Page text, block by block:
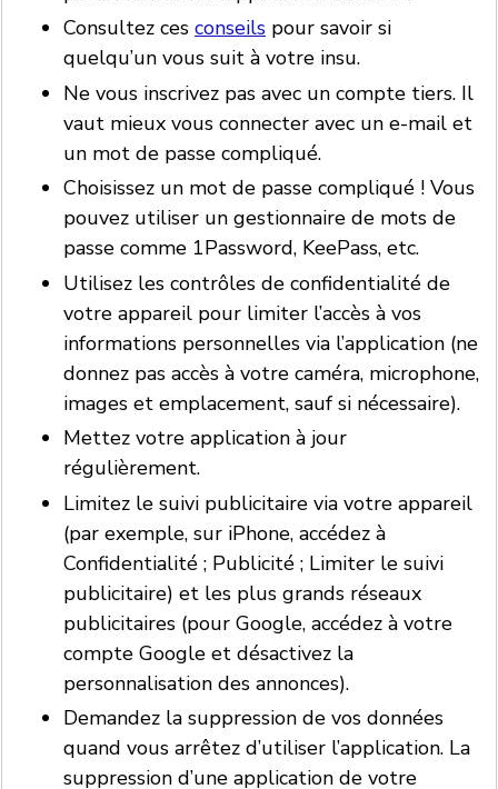
Consultez ces conseils pour savoir si
quelqu’un vous suit à votre insu.
Ne vous inscrivez pas avec un compte tiers. Il
vaut mieux vous connecter avec un e-mail et
un mot de passe compliqué.
Choisissez un mot de passe compliqué ! Vous
pouvez utiliser un gestionnaire de mots de
passe comme 1Password, KeePass, etc.
Utilisez les contrôles de confidentialité de
votre appareil pour limiter l’accès à vos
informations personnelles via l’application (ne
donnez pas accès à votre caméra, microphone,
images et emplacement, sauf si nécessaire).
Mettez votre application à jour
régulièrement.
Limitez le suivi publicitaire via votre appareil
(par exemple, sur iPhone, accédez à
Confidentialité ; Publicité ; Limiter le suivi
publicitaire) et les plus grands réseaux
publicitaires (pour Google, accédez à votre
compte Google et désactivez la
personnalisation des annonces).
Demandez la suppression de vos données
quand vous arrêtez d’utiliser l’application. La
suppression d’une application de votre